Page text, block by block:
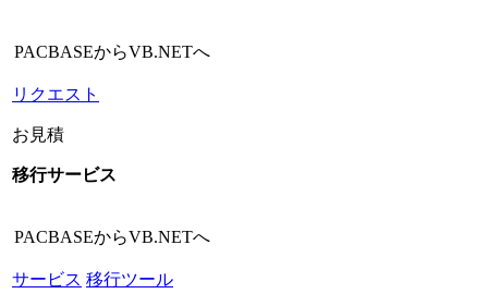
PACBASEからVB.NETへ
リクエスト
お見積
移行サービス
PACBASEからVB.NETへ
サービス 移行ツール